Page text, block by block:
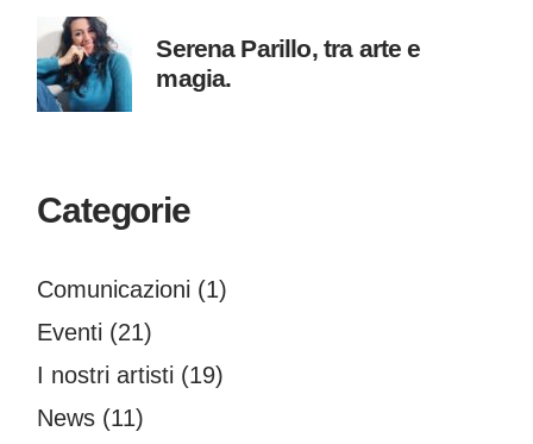
Serena Parillo, tra arte e
magia.
Categorie
Comunicazioni (1)
Eventi (21)
I nostri artisti (19)
News (11)